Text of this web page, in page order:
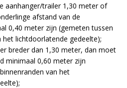
aanhanger/trailer 1,30 meter of
afstand van de
0,40 meter zijn (gemeten tussen
het lichtdoorlatende gedeelte);
breder dan 1,30 meter, dan moet
minimaal 0,60 meter zijn
van het